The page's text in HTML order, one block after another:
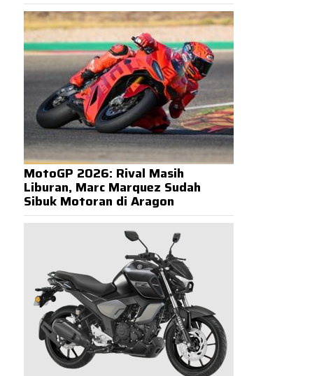
MotoGP 2026: Rival Masih
Liburan, Marc Marquez Sudah
Sibuk Motoran di Aragon